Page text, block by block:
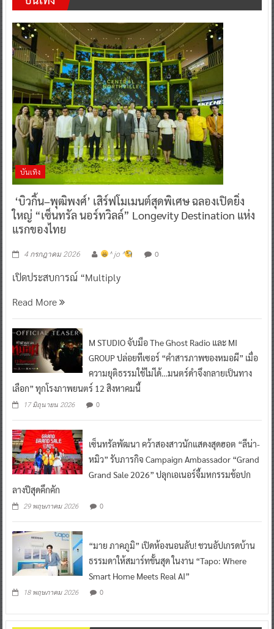
บันเทิง
‘บิวกิ้น–พุฒิพงศ์’ เสิร์ฟโมเมนต์สุดพิเศษ ฉลองเปิดยิ่ง
ใหญ่ “เซ็นทรัล นอร์ทวิลล์” Longevity Destination แห่ง
แรกของไทย
4 กรกฎาคม 2026 ^ jo ^ 0
เปิดประสบการณ์ “Multiply
Read More
M STUDIO จับมือ The Ghost Radio และ MI
GROUP ปล่อยทีเซอร์ “คำสารภาพของหมอผี” เมื่อ
ความยุติธรรมใช้ไม่ได้…มนตร์ดำจึงกลายเป็นทาง
เลือก” ทุกโรงภาพยนตร์ 12 สิงหาคมนี้
17 มิถุนายน 2026 0
เซ็นทรัลพัฒนา คว้าสองสาวนักแสดงสุดฮอต “ลีน่า-
หมิว” รับภารกิจ Campaign Ambassador “Grand
Grand Sale 2026” ปลุกเอเนอร์จี้มหกรรมช้อปก
ลางปีสุดคึกคัก
29 พฤษภาคม 2026 0
“มาย ภาคภูมิ” เปิดห้องนอนลับ! ชวนอัปเกรดบ้าน
ธรรมดาให้สมาร์ทขั้นสุด ในงาน “Tapo: Where
Smart Home Meets Real AI”
18 พฤษภาคม 2026 0